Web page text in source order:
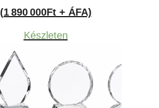
(1 890 000Ft + ÁFA)
Készleten